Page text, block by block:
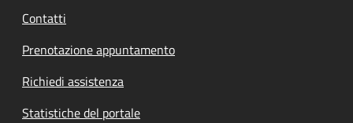
Contatti
Prenotazione appuntamento
Richiedi assistenza
Statistiche del portale